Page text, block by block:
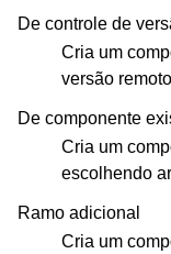
De controle de
Cria um
versão
De componente
Cria um
escolhendo
Ramo adicional
Cria um